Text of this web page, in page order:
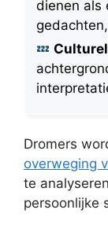
dienen als
Dromers
overweging
te
persoonlijke